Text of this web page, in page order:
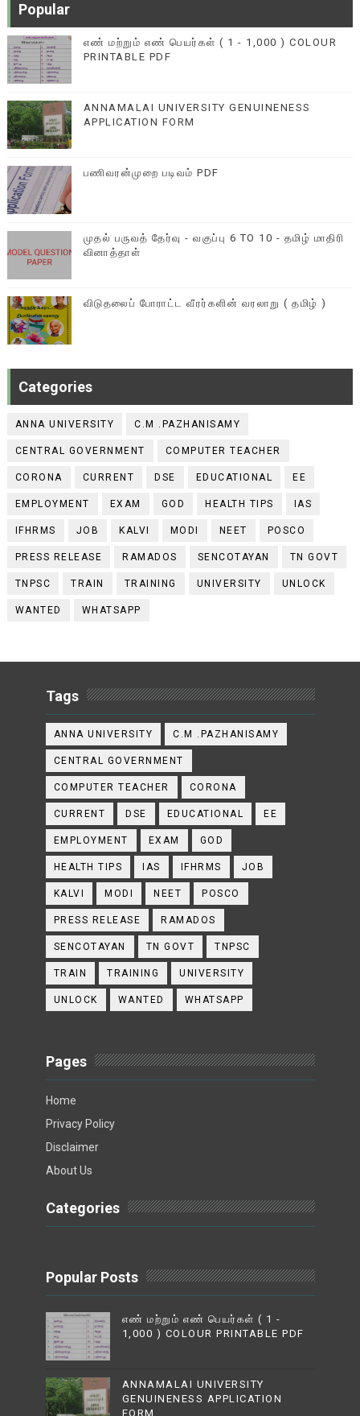
Popular
எண் மற்றும் எண் பெயர்கள் ( 1 - 1,000 ) COLOUR
PRINTABLE PDF
ANNAMALAI UNIVERSITY GENUINENESS
APPLICATION FORM
பணிவரன்முறை படிவம் PDF
முதல் பருவத் தேர்வு - வகுப்பு 6 TO 10 - தமிழ் மாதிரி
வினாத்தாள்
விடுதலைப் போராட்ட வீரர்களின் வரலாறு ( தமிழ் )
Categories
ANNA UNIVERSITY C.M .PAZHANISAMY
CENTRAL GOVERNMENT COMPUTER TEACHER
CORONA CURRENT DSE EDUCATIONAL EE
EMPLOYMENT EXAM GOD HEALTH TIPS IAS
IFHRMS JOB KALVI MODI NEET POSCO
PRESS RELEASE RAMADOS SENCOTAYAN TN GOVT
TNPSC TRAIN TRAINING UNIVERSITY UNLOCK
WANTED WHATSAPP
Tags
ANNA UNIVERSITY C.M .PAZHANISAMY
CENTRAL GOVERNMENT
COMPUTER TEACHER CORONA
CURRENT DSE EDUCATIONAL EE
EMPLOYMENT EXAM GOD
HEALTH TIPS IAS IFHRMS JOB
KALVI MODI NEET POSCO
PRESS RELEASE RAMADOS
SENCOTAYAN TN GOVT TNPSC
TRAIN TRAINING UNIVERSITY
UNLOCK WANTED WHATSAPP
Pages
Home
Privacy Policy
Disclaimer
About Us
Categories
Popular Posts
எண் மற்றும் எண் பெயர்கள் ( 1 -
1,000 ) COLOUR PRINTABLE PDF
ANNAMALAI UNIVERSITY
GENUINENESS APPLICATION
FORM